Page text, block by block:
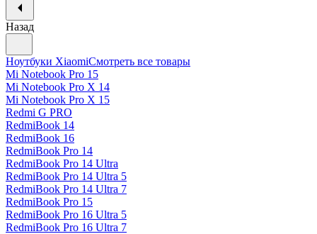
Назад
Ноутбуки XiaomiСмотреть все товары
Mi Notebook Pro 15
Mi Notebook Pro X 14
Mi Notebook Pro X 15
Redmi G PRO
RedmiBook 14
RedmiBook 16
RedmiBook Pro 14
RedmiBook Pro 14 Ultra
RedmiBook Pro 14 Ultra 5
RedmiBook Pro 14 Ultra 7
RedmiBook Pro 15
RedmiBook Pro 16 Ultra 5
RedmiBook Pro 16 Ultra 7